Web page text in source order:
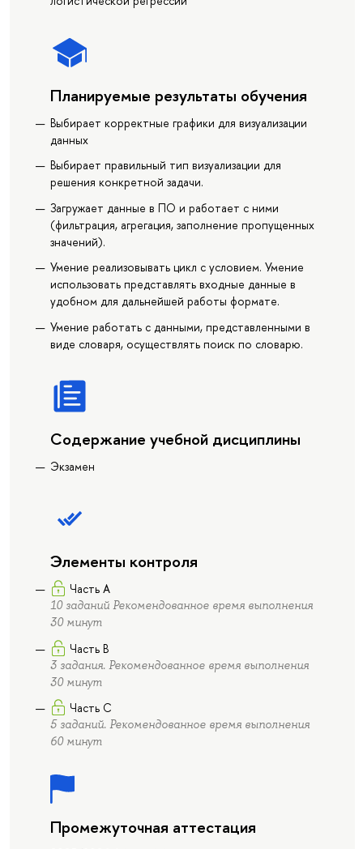
Планируемые результаты обучения
Выбирает корректные графики для визуализации
данных
Выбирает правильный тип визуализации для
решения конкретной задачи.
Загружает данные в ПО и работает с ними
(фильтрация, агрегация, заполнение пропущенных
значений).
Умение реализовывать цикл с условием. Умение
использовать представлять входные данные в
удобном для дальнейшей работы формате.
Умение работать с данными, представленными в
виде словаря, осуществлять поиск по словарю.
Содержание учебной дисциплины
Экзамен
Элементы контроля
Часть А
10 заданий Рекомендованное время выполнения
30 минут
Часть В
3 задания. Рекомендованное время выполнения
30 минут
Часть С
5 заданий. Рекомендованное время выполнения
60 минут
Промежуточная аттестация